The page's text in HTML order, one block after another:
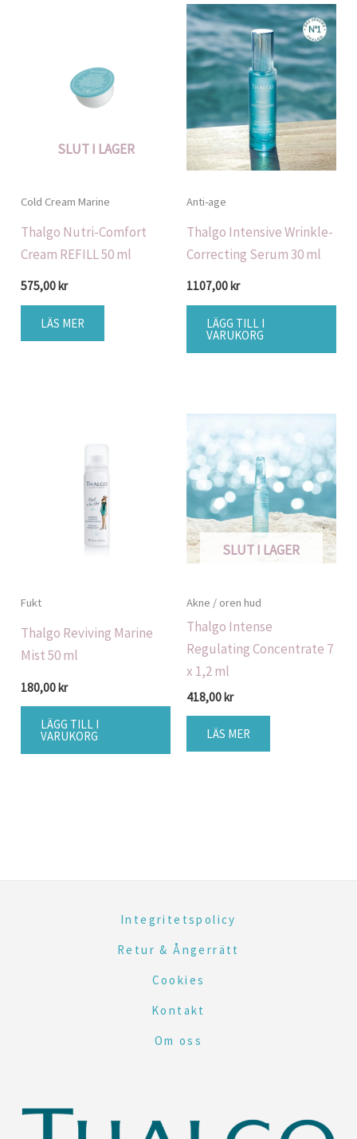
SLUT I LAGER
Cold Cream Marine
Thalgo Nutri-Comfort
Cream REFILL 50 ml
575,00 kr
LÄS MER
Anti-age
Thalgo Intensive Wrinkle-
Correcting Serum 30 ml
1107,00 kr
LÄGG TILL I
VARUKORG
Fukt
Thalgo Reviving Marine
Mist 50 ml
180,00kr
LÄGG TILL I
VARUKORG
SLUT I LAGER
Akne / oren hud
Thalgo Intense
Regulating Concentrate 7
x 1,2 ml
418,00kr
LÄS MER
Integritetspolicy
Retur & Ångerrätt
Cookies
Kontakt
Om oss